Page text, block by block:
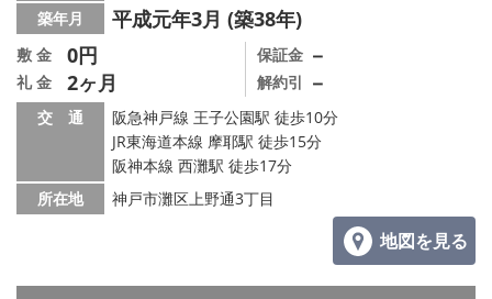
築年月 平成元年3月 (築38年)
敷 金 0円
礼 金 2ヶ月
保証金 －
解約引 －
交 通
阪急神戸線 王子公園駅 徒歩10分
JR東海道本線 摩耶駅 徒歩15分
阪神本線 西灘駅 徒歩17分
所在地
神戸市灘区上野通3丁目
地図を見る